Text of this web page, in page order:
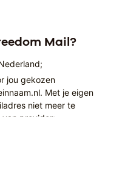
Mail?
jou gekozen
Met je eigen
niet meer te
provider;